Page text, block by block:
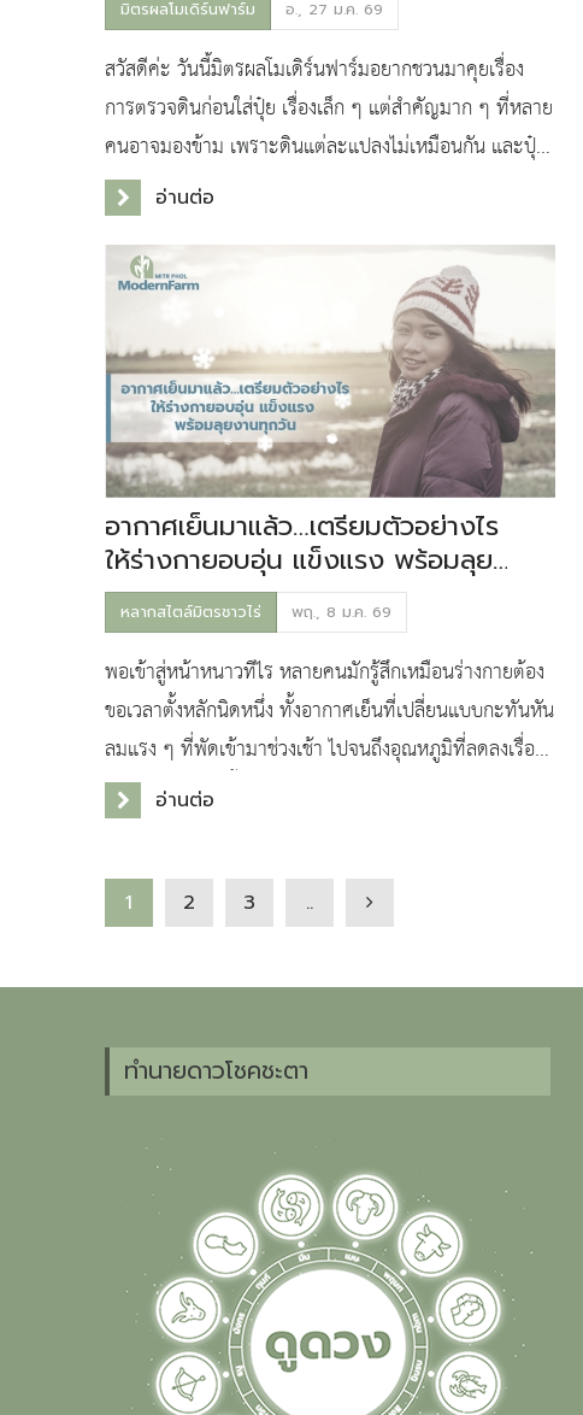
มิตรผลโมเดิร์นฟาร์ม อ., 27 ม.ค. 69
สวัสดีค่ะ วันนี้มิตรผลโมเดิร์นฟาร์มอยากชวนมาคุยเรื่อง
การตรวจดินก่อนใส่ปุ๋ย เรื่องเล็ก ๆ แต่สำคัญมาก ๆ ที่หลาย
คนอาจมองข้าม เพราะดินแต่ละแปลงไม่เหมือนกัน และปุ๋ย
สูตรเดียวกันก็อาจไม่ใช่คำตอบสำหรับทุกไร่
อ่านต่อ
อากาศเย็นมาแล้ว…เตรียมตัวอย่างไร
ให้ร่างกายอบอุ่น แข็งแรง พร้อมลุย
งานทุกวัน
หลากสไตล์มิตรชาวไร่ พฤ., 8 ม.ค. 69
พอเข้าสู่หน้าหนาวทีไร หลายคนมักรู้สึกเหมือนร่างกายต้อง
ขอเวลาตั้งหลักนิดหนึ่ง ทั้งอากาศเย็นที่เปลี่ยนแบบกะทันหัน
ลมแรง ๆ ที่พัดเข้ามาช่วงเช้า ไปจนถึงอุณหภูมิที่ลดลงเรื่อย
ๆ โดยเฉพาะในพื้นที่ไร่อ้อยที่ล
อ่านต่อ
1 2 3 ..
ทำนายดาวโชคชะตา